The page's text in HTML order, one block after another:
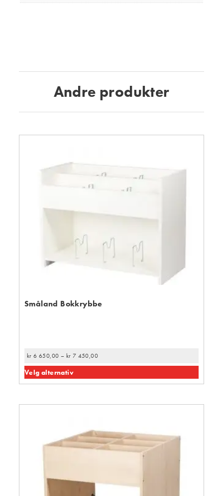
Andre produkter
Småland Bokkrybbe
kr 6 650,00 – kr 7 450,00
Velg alternativ